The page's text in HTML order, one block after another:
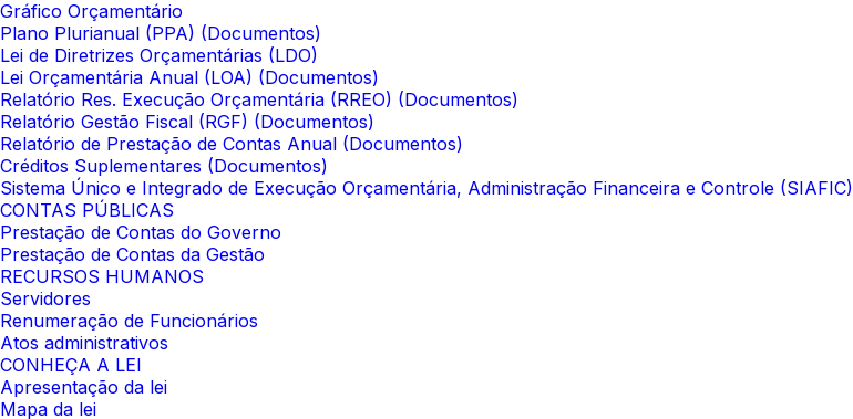
Gráfico Orçamentário
Plano Plurianual (PPA) (Documentos)
Lei de Diretrizes Orçamentárias (LDO)
Lei Orçamentária Anual (LOA) (Documentos)
Relatório Res. Execução Orçamentária (RREO) (Documentos)
Relatório Gestão Fiscal (RGF) (Documentos)
Relatório de Prestação de Contas Anual (Documentos)
Créditos Suplementares (Documentos)
Sistema Único e Integrado de Execução Orçamentária, Administração Financeira e Controle (SIAFIC)
CONTAS PÚBLICAS
Prestação de Contas do Governo
Prestação de Contas da Gestão
RECURSOS HUMANOS
Servidores
Renumeração de Funcionários
Atos administrativos
CONHEÇA A LEI
Apresentação da lei
Mapa da lei